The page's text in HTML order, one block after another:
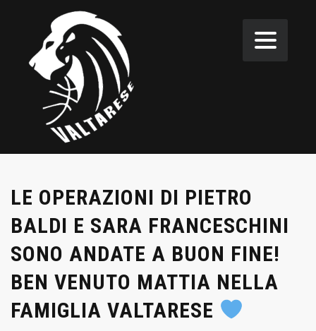
LE OPERAZIONI DI PIETRO
BALDI E SARA FRANCESCHINI
SONO ANDATE A BUON FINE!
BEN VENUTO MATTIA NELLA
FAMIGLIA VALTARESE